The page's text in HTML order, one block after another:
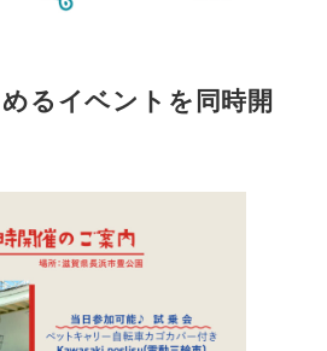
るイベントを同時開